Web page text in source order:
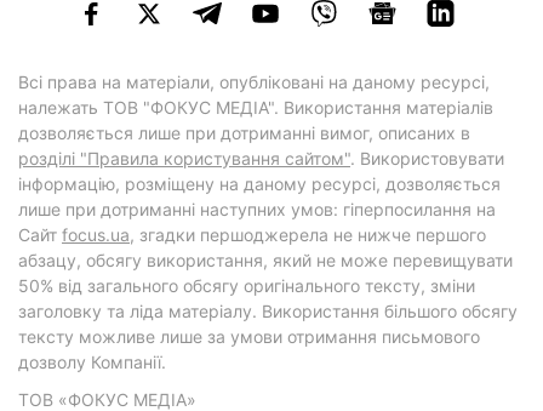
Всі права на матеріали, опубліковані на даному ресурсі,
належать ТОВ "ФОКУС МЕДІА". Використання матеріалів
дозволяється лише при дотриманні вимог, описаних в
розділі "Правила користування сайтом". Використовувати
інформацію, розміщену на даному ресурсі, дозволяється
лише при дотриманні наступних умов: гіперпосилання на
Cайт focus.ua, згадки першоджерела не нижче першого
абзацу, обсягу використання, який не може перевищувати
50% від загального обсягу оригінального тексту, зміни
заголовку та ліда матеріалу. Використання більшого обсягу
тексту можливе лише за умови отримання письмового
дозволу Компанії.
ТОВ «ФОКУС МЕДІА»